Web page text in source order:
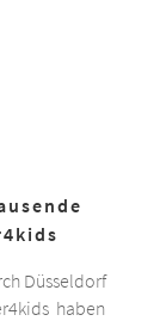
Düsseldorf
haben